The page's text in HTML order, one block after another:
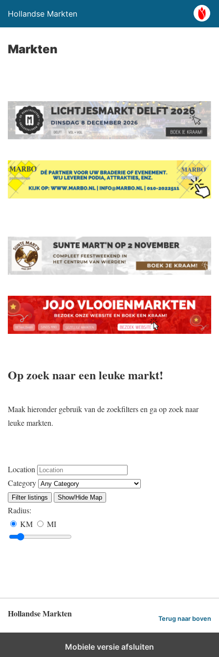
Hollandse Markten
Markten
Op zoek naar een leuke markt!
Maak hieronder gebruik van de zoekfilters en ga op zoek naar
leuke markten.
Location
Category
Filter listings Show/Hide Map
Radius:
KM
MI
Hollandse Markten Terug naar boven
Mobiele versie afsluiten